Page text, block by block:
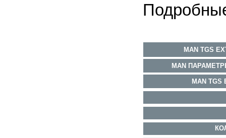
MAN TGS
MAN
MAN TGS